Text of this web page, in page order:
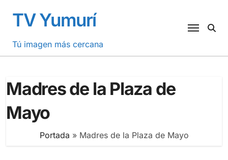
contenido
TV Yumurí
Tú imagen más cercana
Madres de la Plaza de
Mayo
Portada » Madres de la Plaza de Mayo